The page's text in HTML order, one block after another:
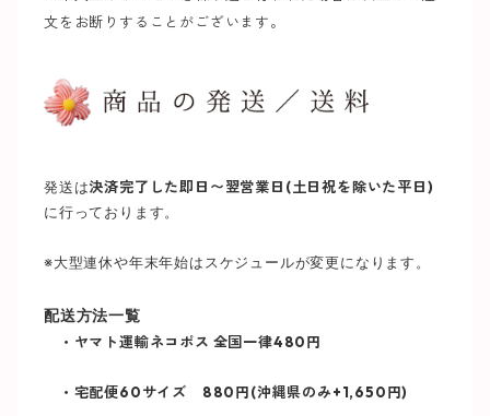
文をお断りすることがございます。
発送は決済完了した即日〜翌営業日(土日祝を除いた平日)
に行っております。
※大型連休や年末年始はスケジュールが変更になります。
配送方法一覧
・ヤマト運輸ネコポス 全国一律480円
・宅配便60サイズ 880円(沖縄県のみ+1,650円)